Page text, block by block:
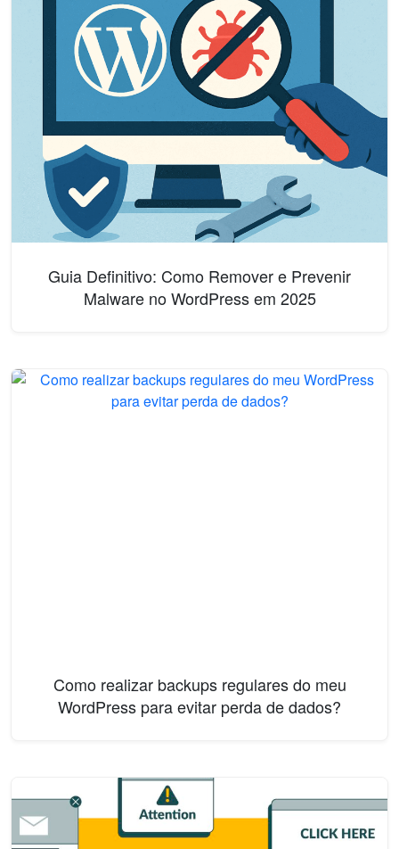
Guia Definitivo: Como Remover e Prevenir
Malware no WordPress em 2025
Como realizar backups regulares do meu
WordPress para evitar perda de dados?